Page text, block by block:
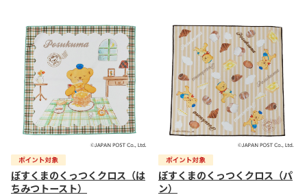
ぽすくまのくっつくクロス（は
ちみつトースト）
ぽすくまのくっつくクロス（パ
ン）